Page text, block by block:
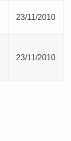
23/11/2010
23/11/2010